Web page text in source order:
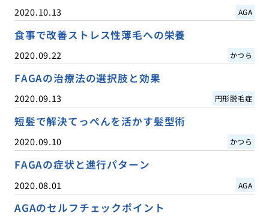
2020.10.13 AGA
食事で改善ストレス性薄毛への栄養
2020.09.22 かつら
FAGAの治療法の選択肢と効果
2020.09.13 円形脱毛症
短髪で解決てっぺんを活かす髪型術
2020.09.10 かつら
FAGAの症状と進行パターン
2020.08.01 AGA
AGAのセルフチェックポイント